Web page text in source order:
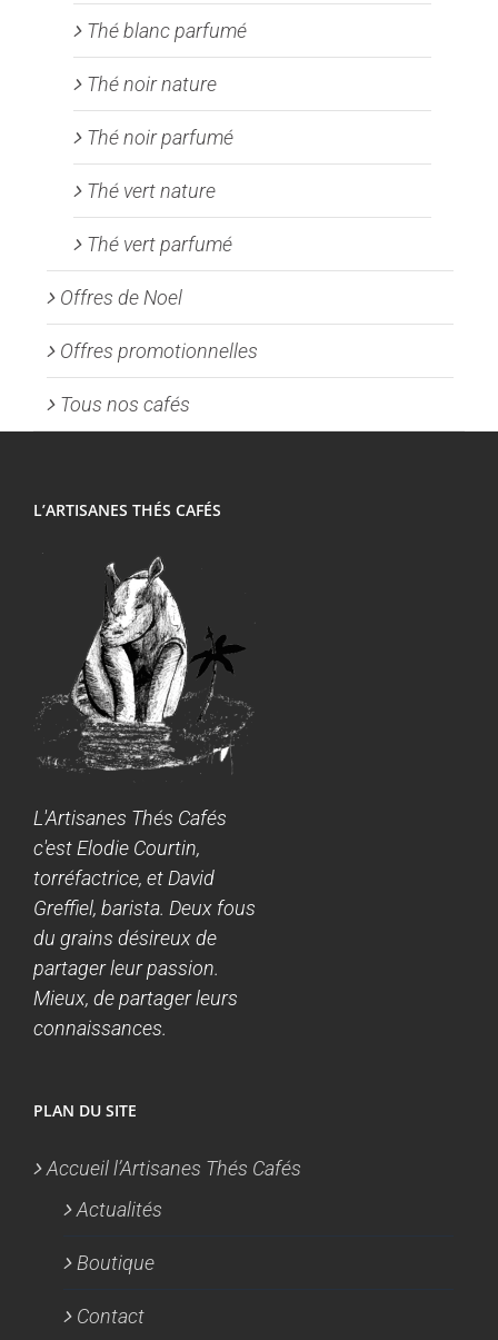
Thé blanc parfumé
Thé noir nature
Thé noir parfumé
Thé vert nature
Thé vert parfumé
Offres de Noel
Offres promotionnelles
Tous nos cafés
L’ARTISANES THÉS CAFÉS
L'Artisanes Thés Cafés
c'est Elodie Courtin,
torréfactrice, et David
Greffiel, barista. Deux fous
du grains désireux de
partager leur passion.
Mieux, de partager leurs
connaissances.
PLAN DU SITE
Accueil l’Artisanes Thés Cafés
Actualités
Boutique
Contact